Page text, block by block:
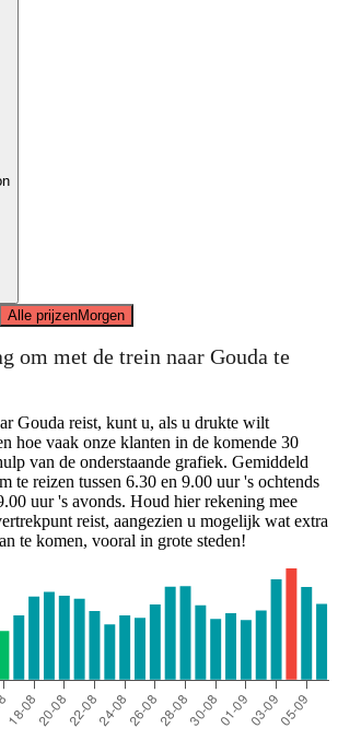
Alle prijzenMorgen
om met de trein naar Gouda te
Gouda reist, kunt u, als u drukte wilt
hoe vaak onze klanten in de komende 30
van de onderstaande grafiek. Gemiddeld
te reizen tussen 6.30 en 9.00 uur 's ochtends
uur 's avonds. Houd hier rekening mee
reist, aangezien u mogelijk wat extra
te komen, vooral in grote steden!